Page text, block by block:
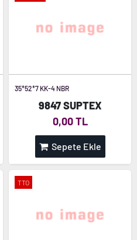
35*52*7 KK-4 NBR
9847 SUPTEX
0,00 TL
Sepete Ekle
TTO